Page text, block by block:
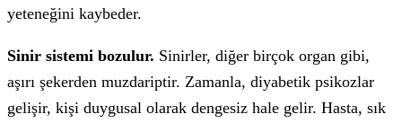
yeteneğini kaybeder.
Sinir sistemi bozulur. Sinirler, diğer birçok organ gibi,
aşırı şekerden muzdariptir. Zamanla, diyabetik psikozlar
gelişir, kişi duygusal olarak dengesiz hale gelir. Hasta, sık